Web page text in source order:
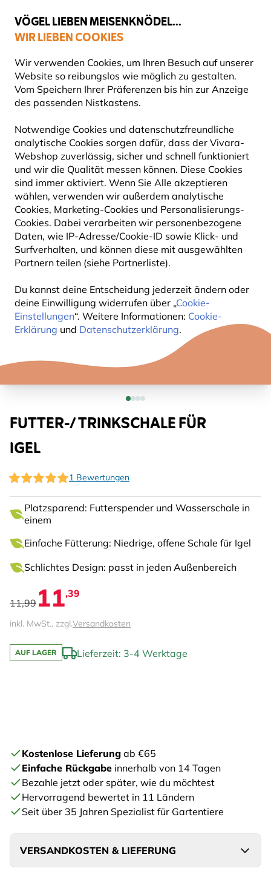
VÖGEL LIEBEN MEISENKNÖDEL...
WIR LIEBEN COOKIES
Wir verwenden Cookies, um Ihren Besuch auf unserer
Website so reibungslos wie möglich zu gestalten.
Vom Speichern Ihrer Präferenzen bis hin zur Anzeige
des passenden Nistkastens.
Notwendige Cookies und datenschutzfreundliche
analytische Cookies sorgen dafür, dass der Vivara-
Webshop zuverlässig, sicher und schnell funktioniert
und wir die Qualität messen können. Diese Cookies
sind immer aktiviert. Wenn Sie Alle akzeptieren
wählen, verwenden wir außerdem analytische
Cookies, Marketing-Cookies und Personalisierungs-
Cookies. Dabei verarbeiten wir personenbezogene
Daten, wie IP-Adresse/Cookie-ID sowie Klick- und
Surfverhalten, und können diese mit ausgewählten
Partnern teilen (siehe Partnerliste).
Du kannst deine Entscheidung jederzeit ändern oder
deine Einwilligung widerrufen über „Cookie-
Einstellungen“. Weitere Informationen: Cookie-
Erklärung und Datenschutzerklärung.
Gratis Versand ab 65 €
Produkte für Gartentiere
5% RABATT
FUTTER-/ TRINKSCHALE FÜR
IGEL
1 Bewertungen
Platzsparend: Futterspender und Wasserschale in
einem
Einfache Fütterung: Niedrige, offene Schale für Igel
Schlichtes Design: passt in jeden Außenbereich
11,99 11,39
inkl. MwSt., zzgl.Versandkosten
AUF LAGER Lieferzeit: 3-4 Werktage
Kostenlose Lieferung ab €65
Einfache Rückgabe innerhalb von 14 Tagen
Bezahle jetzt oder später, wie du möchtest
Hervorragend bewertet in 11 Ländern
Seit über 35 Jahren Spezialist für Gartentiere
VERSANDKOSTEN & LIEFERUNG